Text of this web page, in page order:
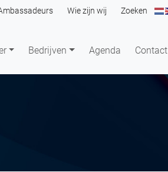
Wie zijn wij Zoeken
Bedrijven Agenda Contact